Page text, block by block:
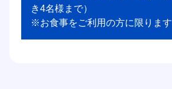
き4名様まで）
※お食事をご利用の方に限ります